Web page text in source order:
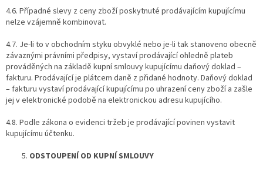
4.6. Případné slevy z ceny zboží poskytnuté prodávajícím kupujícímu
nelze vzájemně kombinovat.
4.7. Je-li to v obchodním styku obvyklé nebo je-li tak stanoveno obecně
závaznými právními předpisy, vystaví prodávající ohledně plateb
prováděných na základě kupní smlouvy kupujícímu daňový doklad –
fakturu. Prodávající je plátcem daně z přidané hodnoty. Daňový doklad
– fakturu vystaví prodávající kupujícímu po uhrazení ceny zboží a zašle
jej v elektronické podobě na elektronickou adresu kupujícího.
4.8. Podle zákona o evidenci tržeb je prodávající povinen vystavit
kupujícímu účtenku.
ODSTOUPENÍ OD KUPNÍ SMLOUVY